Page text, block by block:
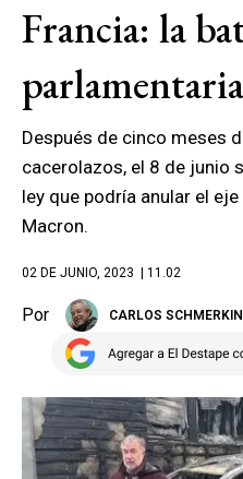
Francia: la
Después de cinco meses
cacerolazos, el 8 de junio
ley que podría anular el
Macron.
02 DE JUNIO, 2023 | 11.02
Por CARLOS